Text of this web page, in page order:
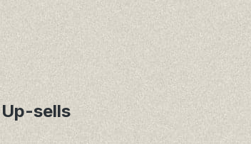
Up-sells